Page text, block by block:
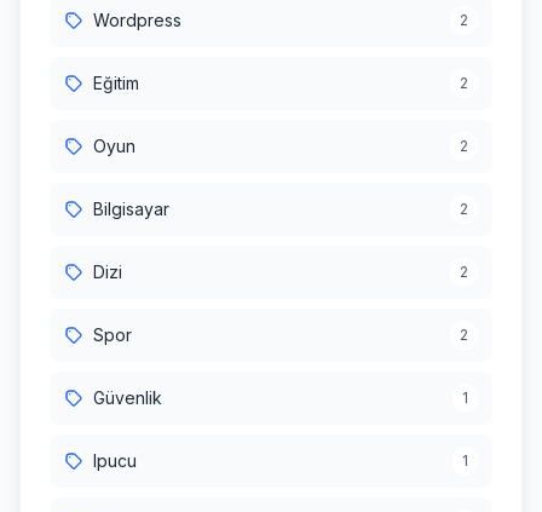
Wordpress 2
Eğitim 2
Oyun 2
Bilgisayar 2
Dizi 2
Spor 2
Güvenlik 1
Ipucu 1